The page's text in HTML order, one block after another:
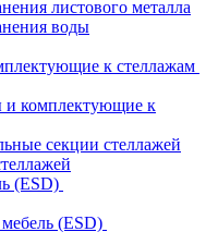
листового металла
воды
к стеллажам
и комплектующие к
секции стеллажей
(ESD)
(ESD)